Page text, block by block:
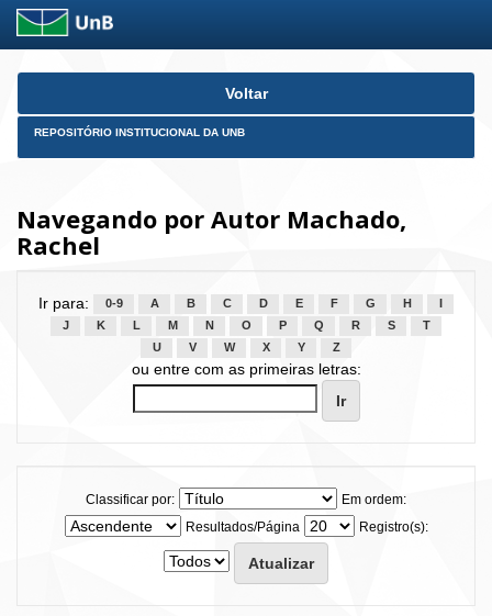
Skip
Voltar
REPOSITÓRIO INSTITUCIONAL DA UNB
Navegando por Autor Machado,
Rachel
Ir para: 0-9 A B C D E F G H
J
K L M N O P Q R S
T
U
V W X Y Z
ou entre com as primeiras letras:
Classificar por:
Em ordem:
Resultados/Página
Registro(s):